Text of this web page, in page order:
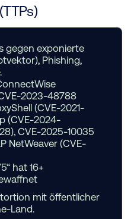
gegen exponierte
Phishing,
2023-48788
(CVE-2021-
(CVE-2024-
CVE-2025-10035
NetWeaver (CVE-
hat 16+
mit öffentlicher
Land.